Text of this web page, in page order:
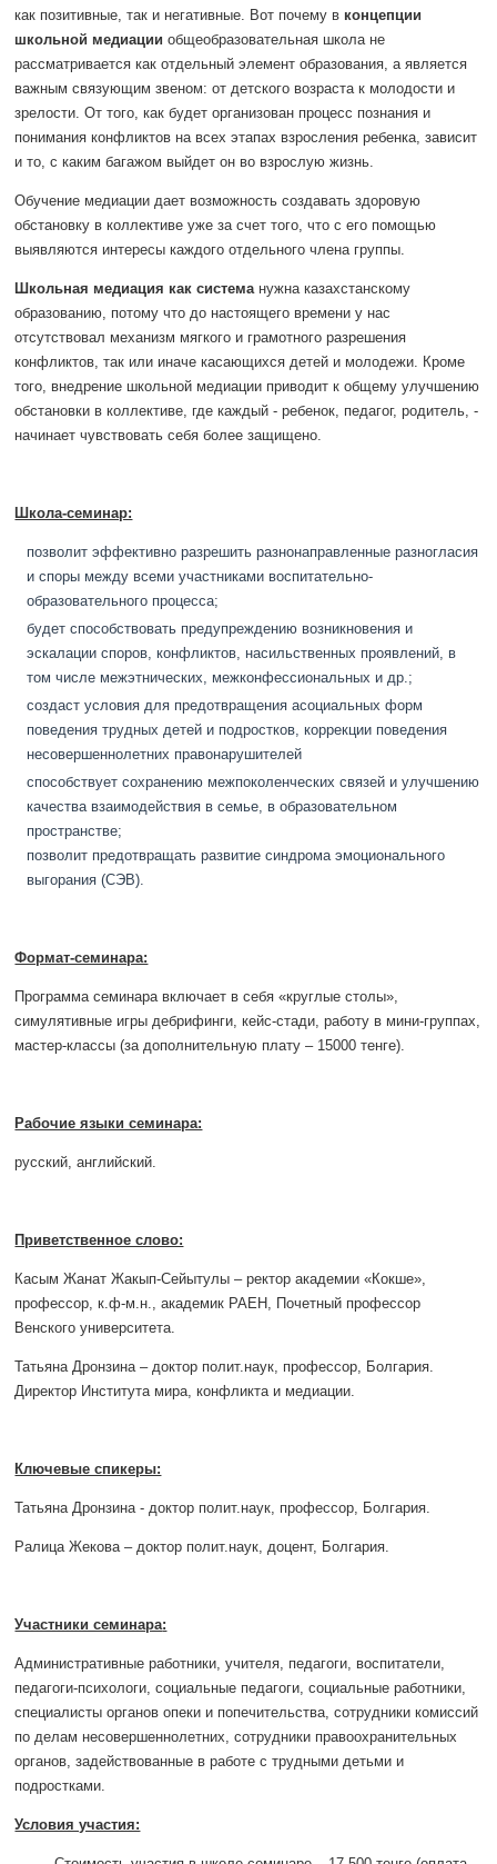
как позитивные, так и негативные. Вот почему в концепции
школьной медиации общеобразовательная школа не
рассматривается как отдельный элемент образования, а является
важным связующим звеном: от детского возраста к молодости и
зрелости. От того, как будет организован процесс познания и
понимания конфликтов на всех этапах взросления ребенка, зависит
и то, с каким багажом выйдет он во взрослую жизнь.
Обучение медиации дает возможность создавать здоровую
обстановку в коллективе уже за счет того, что с его помощью
выявляются интересы каждого отдельного члена группы.
Школьная медиация как система нужна казахстанскому
образованию, потому что до настоящего времени у нас
отсутствовал механизм мягкого и грамотного разрешения
конфликтов, так или иначе касающихся детей и молодежи. Кроме
того, внедрение школьной медиации приводит к общему улучшению
обстановки в коллективе, где каждый - ребенок, педагог, родитель, -
начинает чувствовать себя более защищено.
Школа-семинар:
позволит эффективно разрешить разнонаправленные разногласия
и споры между всеми участниками воспитательно-
образовательного процесса;
будет способствовать предупреждению возникновения и
эскалации споров, конфликтов, насильственных проявлений, в
том числе межэтнических, межконфессиональных и др.;
создаст условия для предотвращения асоциальных форм
поведения трудных детей и подростков, коррекции поведения
несовершеннолетних правонарушителей
способствует сохранению межпоколенческих связей и улучшению
качества взаимодействия в семье, в образовательном
пространстве;
позволит предотвращать развитие синдрома эмоционального
выгорания (СЭВ).
Формат-семинара:
Программа семинара включает в себя «круглые столы»,
симулятивные игры дебрифинги, кейс-стади, работу в мини-группах,
мастер-классы (за дополнительную плату – 15000 тенге).
Рабочие языки семинара:
русский, английский.
Приветственное слово:
Касым Жанат Жакып-Сейытулы – ректор академии «Кокше»,
профессор, к.ф-м.н., академик РАЕН, Почетный профессор
Венского университета.
Татьяна Дронзина – доктор полит.наук, профессор, Болгария.
Директор Института мира, конфликта и медиации.
Ключевые спикеры:
Татьяна Дронзина - доктор полит.наук, профессор, Болгария.
Ралица Жекова – доктор полит.наук, доцент, Болгария.
Участники семинара:
Административные работники, учителя, педагоги, воспитатели,
педагоги-психологи, социальные педагоги, социальные работники,
специалисты органов опеки и попечительства, сотрудники комиссий
по делам несовершеннолетних, сотрудники правоохранительных
органов, задействованные в работе с трудными детьми и
подростками.
Условия участия: